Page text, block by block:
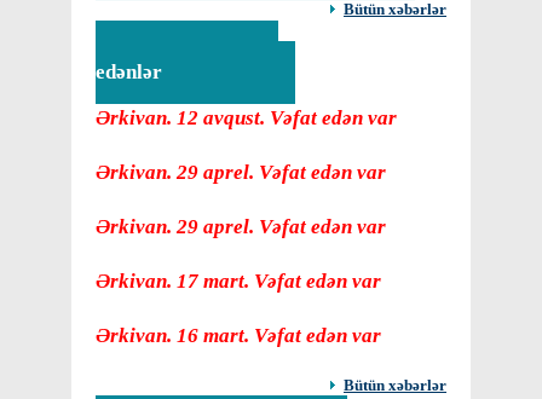
Bütün xəbərlər
edənlər
Ərkivan. 12 avqust. Vəfat edən var
Ərkivan. 29 aprel. Vəfat edən var
Ərkivan. 29 aprel. Vəfat edən var
Ərkivan. 17 mart. Vəfat edən var
Ərkivan. 16 mart. Vəfat edən var
Bütün xəbərlər